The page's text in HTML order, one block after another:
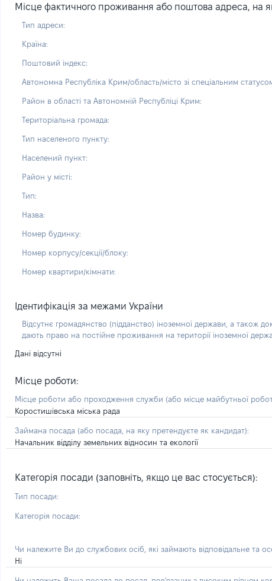
Місце фактичного проживання або поштова адреса, на
Тип адреси:
Країна:
Поштовий індекс:
Автономна Республіка Крим/область/місто зі спеціальним
Район в області та Автономній Республіці Крим:
Територіальна громада:
Тип населеного пункту:
Населений пункт:
Район у місті:
Тип:
Назва:
Номер будинку:
Номер корпусу/секції/блоку:
Номер квартири/кімнати:
Ідентифікація за межами України
Відсутнє громадянство (підданство) іноземної держави, а також
дають право на постійне проживання на території іноземної
Дані відсутні
Місце роботи:
Місце роботи або проходження служби (або місце майбутньої
Коростишівська міська рада
Займана посада (або посада, на яку претендуєте як кандидат):
Начальник відділу земельних відносин та екології
Категорія посади (заповніть, якщо це вас стосується):
Тип посади:
Категорія посади:
Чи належите Ви до службових осіб, які займають відповідальне та
Ні